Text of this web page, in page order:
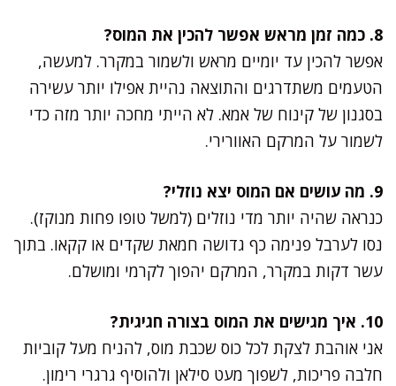
8. כמה זמן מראש אפשר להכין את המוס?
אפשר להכין עד יומיים מראש ולשמור במקרר. למעשה,
הטעמים משתדרגים והתוצאה נהיית אפילו יותר עשירה
בסגנון של קינוח של אמא. לא הייתי מחכה יותר מזה כדי
לשמור על המרקם האוורירי.
9. מה עושים אם המוס יצא נוזלי?
כנראה שהיה יותר מדי נוזלים (למשל טופו פחות מנוקז).
נסו לערבל פנימה כף גדושה חמאת שקדים או קקאו. בתוך
עשר דקות במקרר, המרקם יהפוך לקרמי ומושלם.
10. איך מגישים את המוס בצורה חגיגית?
אני אוהבת לצקת לכל כוס שכבת מוס, להניח מעל קוביות
חלבה פריכות, לשפוך מעט סילאן ולהוסיף גרגרי רימון.